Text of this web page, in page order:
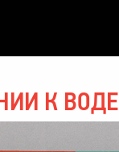
К ВОДЕ